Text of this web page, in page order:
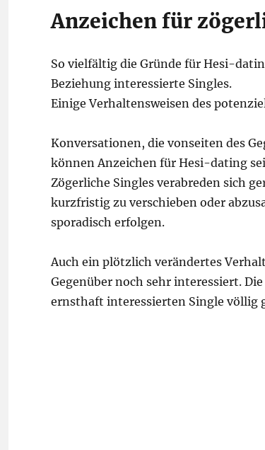
Anzeichen für
So vielfältig die Gründe für Hesi-
Beziehung interessierte Singles.
Einige Verhaltensweisen des
Konversationen, die vonseiten des
können Anzeichen für Hesi-dating
Zögerliche Singles verabreden sich
kurzfristig zu verschieben oder
sporadisch erfolgen.
Auch ein plötzlich verändertes
Gegenüber noch sehr interessiert.
ernsthaft interessierten Single völlig